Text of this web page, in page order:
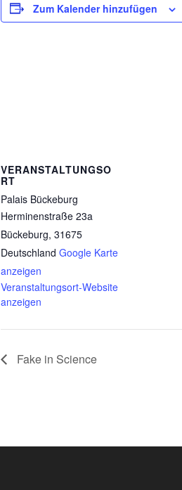
Zum Kalender hinzufügen
VERANSTALTUNGSO
RT
Palais Bückeburg
Herminenstraße 23a
Bückeburg, 31675
Deutschland Google Karte
anzeigen
Veranstaltungsort-Website
anzeigen
Fake in Science